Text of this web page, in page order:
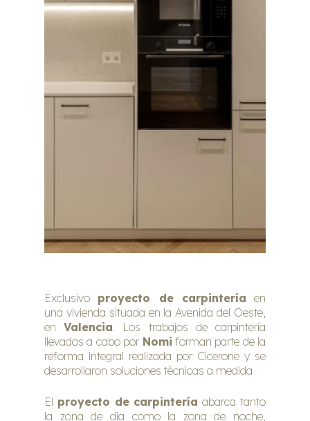
Exclusivo proyecto de carpintería en
una vivienda situada en la Avenida del Oeste,
enValencia. Los trabajos de carpintería
llevados a cabo por Nomi forman parte de la
reforma integral realizada por Cicerone y se
desarrollaron soluciones técnicas a medida
El proyecto de carpintería abarca tanto
la zona de día como la zona de noche,